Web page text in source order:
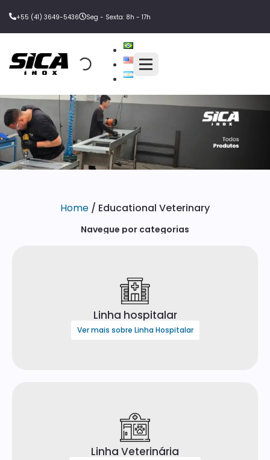
+55 (41) 3649-5436 Seg - Sexta: 8h - 17h
Home / Educational Veterinary
Navegue por categorias
Linha hospitalar
Ver mais sobre Linha Hospitalar
Linha Veterinária